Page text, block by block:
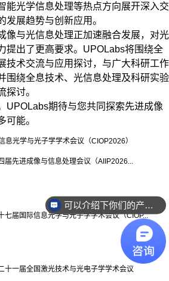
能光学信息处理等热点方向展开深入交
发展趋势与创新应用。
像与光信息处理正加速融合发展，对光
提出了更高要求。UPOLabs将围绕全
技术交流与应用探讨，与广大科研工作
围绕全息技术、光信息处理及科研实验
探讨。
UPOLabs期待与您共同探索先进成像
可能。
息光学与光子学学术会议（CIOP2026）
届先进成像与信息处理会议（AIIP2026...
七届国际信息光学与光子学学术会议（CIOP...
十一届全国激光技术与光电子学学术会议
可以介绍下你们的产品么？